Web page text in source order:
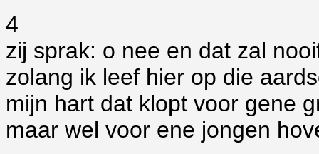
4
zij sprak: o nee en dat zal
zolang ik leef hier op die
mijn hart dat klopt voor gene
maar wel voor ene jongen